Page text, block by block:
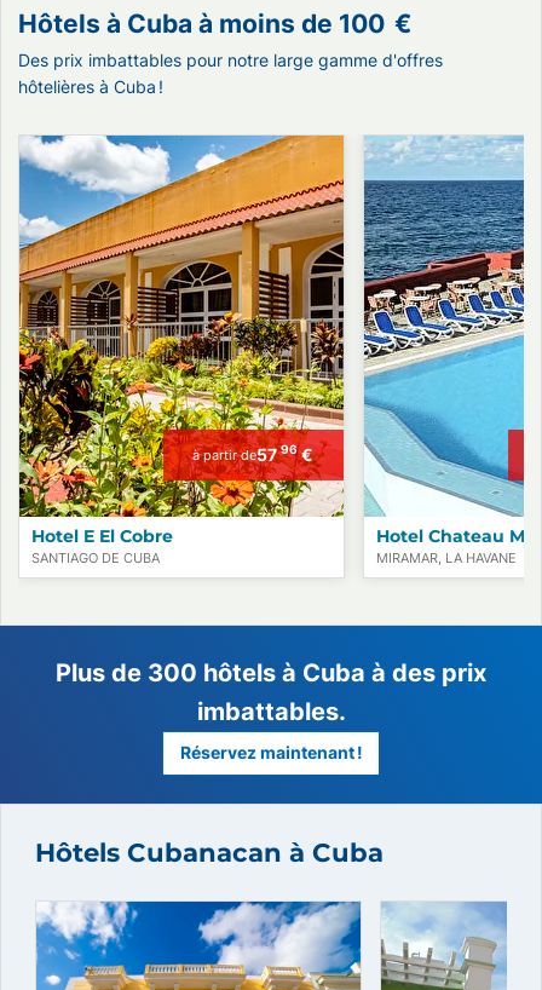
Hôtels à Cuba à moins de 100 €
Des prix imbattables pour notre large gamme d'offres
hôtelières à Cuba !
Hotel E El Cobre
SANTIAGO DE CUBA
à partir de57 96€
Hotel Chateau
MIRAMAR, LA HAVANE
Plus de 300 hôtels à Cuba à
Hôtels Cubanacan à Cuba